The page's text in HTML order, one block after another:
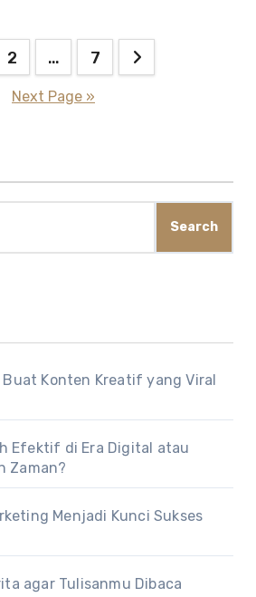
2 … 7
Next Page »
Search
Konten Kreatif yang Viral
Efektif di Era Digital atau
Zaman?
Menjadi Kunci Sukses
agar Tulisanmu Dibaca